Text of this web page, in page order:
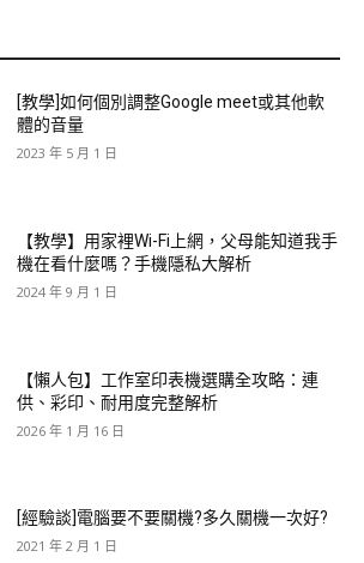
[教學]如何個別調整Google meet或其他軟
體的音量
2023 年 5 月 1 日
【教學】用家裡Wi-Fi上網，父母能知道我手
機在看什麼嗎？手機隱私大解析
2024 年 9 月 1 日
【懶人包】工作室印表機選購全攻略：連
供、彩印、耐用度完整解析
2026 年 1 月 16 日
[經驗談]電腦要不要關機?多久關機一次好?
2021 年 2 月 1 日